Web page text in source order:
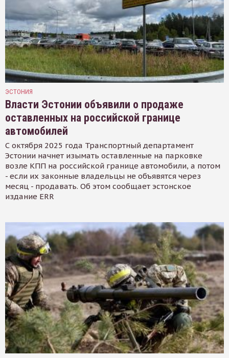
ЭСТОНИЯ
Власти Эстонии объявили о продаже
оставленных на российской границе
автомобилей
С октября 2025 года Транспортный департамент
Эстонии начнет изымать оставленные на парковке
возле КПП на российской границе автомобили, а потом
- если их законные владельцы не объявятся через
месяц - продавать. Об этом сообщает эстонское
издание ERR